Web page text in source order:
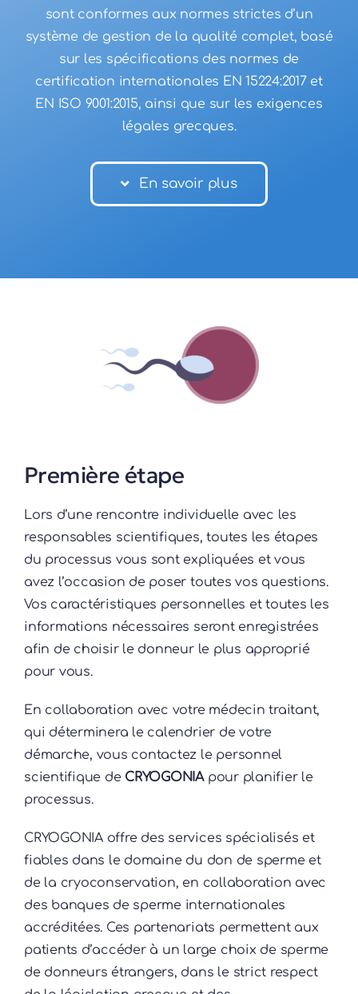
sont conformes aux normes strictes d’un
système de gestion de la qualité complet, basé
sur les spécifications des normes de
certification internationales EN 15224:2017 et
EN ISO 9001:2015, ainsi que sur les exigences
légales grecques.
En savoir plus
Première étape
Lors d’une rencontre individuelle avec les
responsables scientifiques, toutes les étapes
du processus vous sont expliquées et vous
avez l’occasion de poser toutes vos questions.
Vos caractéristiques personnelles et toutes les
informations nécessaires seront enregistrées
afin de choisir le donneur le plus approprié
pour vous.
En collaboration avec votre médecin traitant,
qui déterminera le calendrier de votre
démarche, vous contactez le personnel
scientifique de CRYOGONIApour planifier le
processus.
CRYOGONIA offre des services spécialisés et
fiables dans le domaine du don de sperme et
de la cryoconservation, en collaboration avec
des banques de sperme internationales
accréditées. Ces partenariats permettent aux
patients d’accéder à un large choix de sperme
de donneurs étrangers, dans le strict respect